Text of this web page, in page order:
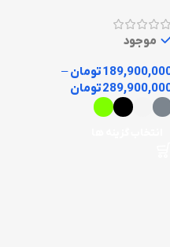
موجود
تومان–
تومان